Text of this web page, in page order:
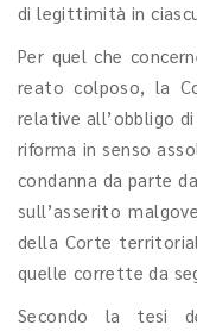
di legittimità in
Per quel che
reato colposo, la
relative all’obbligo
riforma in senso
condanna da parte
sull’asserito
della Corte
quelle corrette da
Secondo la tesi